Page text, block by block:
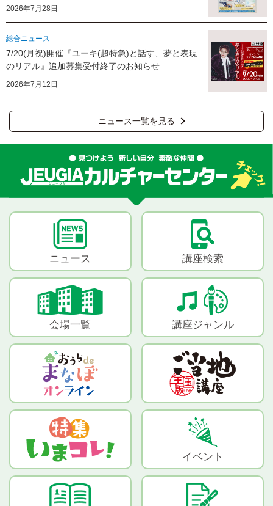
2026年7月28日
総合ニュース
7/20(月祝)開催『ユーキ(超特急)と話す、夢と表現
のリアル』追加募集受付終了のお知らせ
2026年7月12日
ニュース一覧を見る
ニュース 講座検索
会場一覧 講座ジャンル
イベント